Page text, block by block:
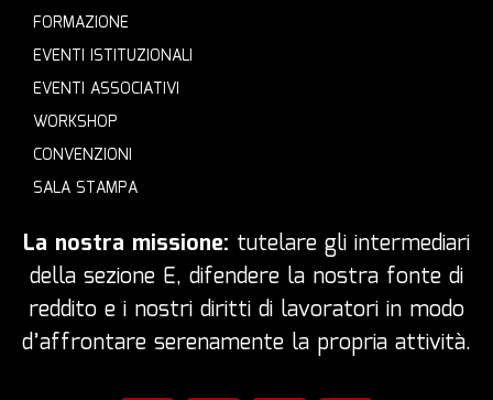
FORMAZIONE
EVENTI ISTITUZIONALI
EVENTI ASSOCIATIVI
WORKSHOP
CONVENZIONI
SALA STAMPA
La nostra missione: tutelare gli intermediari
della sezione E, difendere la nostra fonte di
reddito e i nostri diritti di lavoratori in modo
d’affrontare serenamente la propria attività.